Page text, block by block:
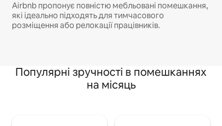
Airbnb пропонує повністю мебльовані помешкання,
які ідеально підходять для тимчасового
розміщення або релокації працівників.
Популярні зручності в помешканнях
на місяць